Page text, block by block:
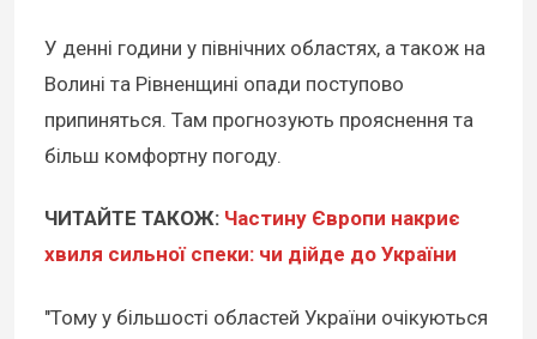
У денні години у північних областях, а також на
Волині та Рівненщині опади поступово
припиняться. Там прогнозують прояснення та
більш комфортну погоду.
ЧИТАЙТЕ ТАКОЖ: Частину Європи накриє
хвиля сильної спеки: чи дійде до України
"Тому у більшості областей України очікуються